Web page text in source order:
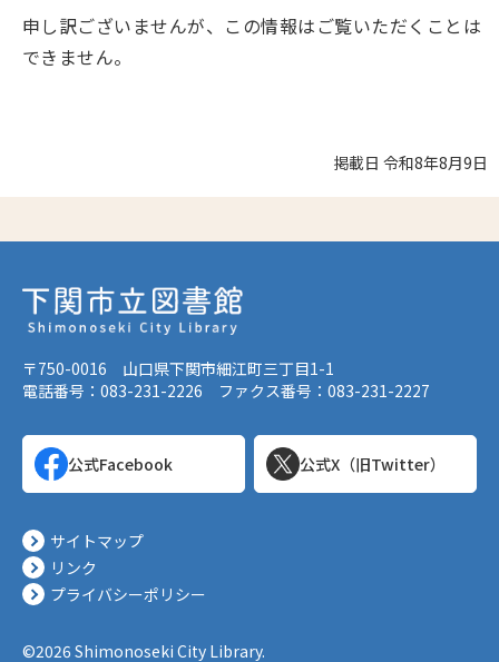
申し訳ございませんが、この情報はご覧いただくことは
できません。
掲載日 令和8年8月9日
〒750-0016 山口県下関市細江町三丁目1-1
電話番号：083-231-2226 ファクス番号：083-231-2227
公式Facebook 公式X（旧Twitter）
サイトマップ
リンク
プライバシーポリシー
©2026 Shimonoseki City Library.